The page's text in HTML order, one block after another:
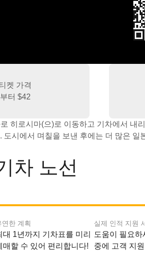
켓 가격
부터 $42
히로시마(으)로 이동하고 기차에서 내
시에서 며칠을 보낸 후에는 더 많은 일
차 노선
연한 계획
대 1년까지 기차표를 미리
매할 수 있어 편리합니다!
실제 인적 지원
도움이 필요
중에 고객 지